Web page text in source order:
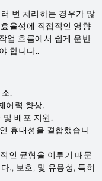
번 처리하는 경우가 많
율성에 직접적인 영향
업 흐름에서 쉽게 운반
합니다..
.
어력 향상.
및 배포 지원.
휴대성을 결합했습니
인 균형을 이루기 때문
., 보호, 및 유용성, 특히